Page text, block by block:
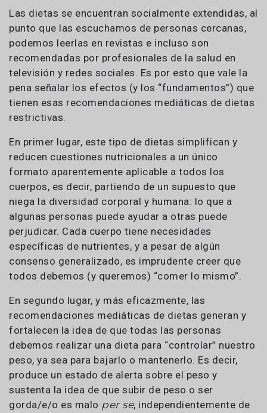
Las dietas se encuentran socialmente extendidas, al
punto que las escuchamos de personas cercanas,
podemos leerlas en revistas e incluso son
recomendadas por profesionales de la salud en
televisión y redes sociales. Es por esto que vale la
pena señalar los efectos (y los “fundamentos”) que
tienen esas recomendaciones mediáticas de dietas
restrictivas.
En primer lugar, este tipo de dietas simplifican y
reducen cuestiones nutricionales a un único
formato aparentemente aplicable a todos los
cuerpos, es decir, partiendo de un supuesto que
niega la diversidad corporal y humana: lo que a
algunas personas puede ayudar a otras puede
perjudicar. Cada cuerpo tiene necesidades
específicas de nutrientes, y a pesar de algún
consenso generalizado, es imprudente creer que
todos debemos (y queremos) “comer lo mismo”.
En segundo lugar, y más eficazmente, las
recomendaciones mediáticas de dietas generan y
fortalecen la idea de que todas las personas
debemos realizar una dieta para “controlar” nuestro
peso, ya sea para bajarlo o mantenerlo. Es decir,
produce un estado de alerta sobre el peso y
sustenta la idea de que subir de peso o ser
gorda/e/o es malo per se, independientemente de